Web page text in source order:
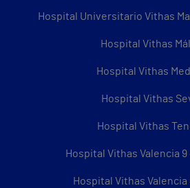
Hospital Universitario Vithas
Hospital Vithas
Hospital Vithas
Hospital Vithas
Hospital Vithas
Hospital Vithas Valencia
Hospital Vithas